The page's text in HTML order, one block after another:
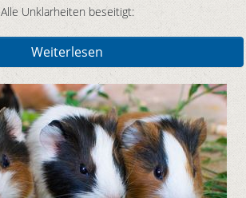
Alle Unklarheiten beseitigt:
Weiterlesen